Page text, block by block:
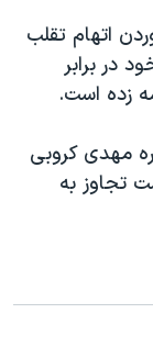
اتهام تقلب
در برابر
زده است.
مهدی کروبی
تجاوز به